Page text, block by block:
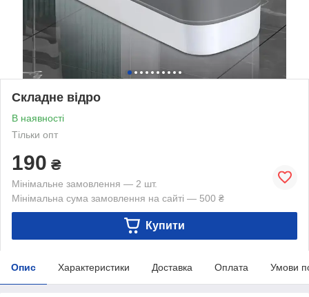
Складне відро
В наявності
Тільки опт
190 ₴
Мінімальне замовлення — 2 шт.
Мінімальна сума замовлення на сайті — 500 ₴
Купити
Опис Характеристики Доставка Оплата Умови